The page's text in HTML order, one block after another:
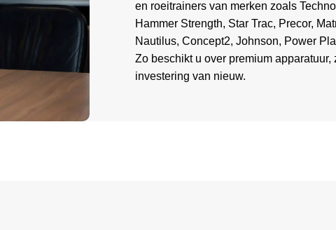
en roeitrainers van merken zoals
Hammer Strength, Star Trac, Precor,
Nautilus, Concept2, Johnson, Power
Zo beschikt u over premium apparatuur,
investering van nieuw.